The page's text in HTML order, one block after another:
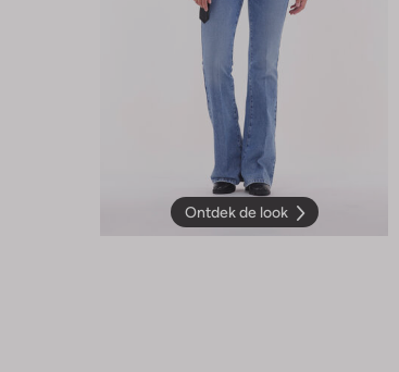
Ontdek de look